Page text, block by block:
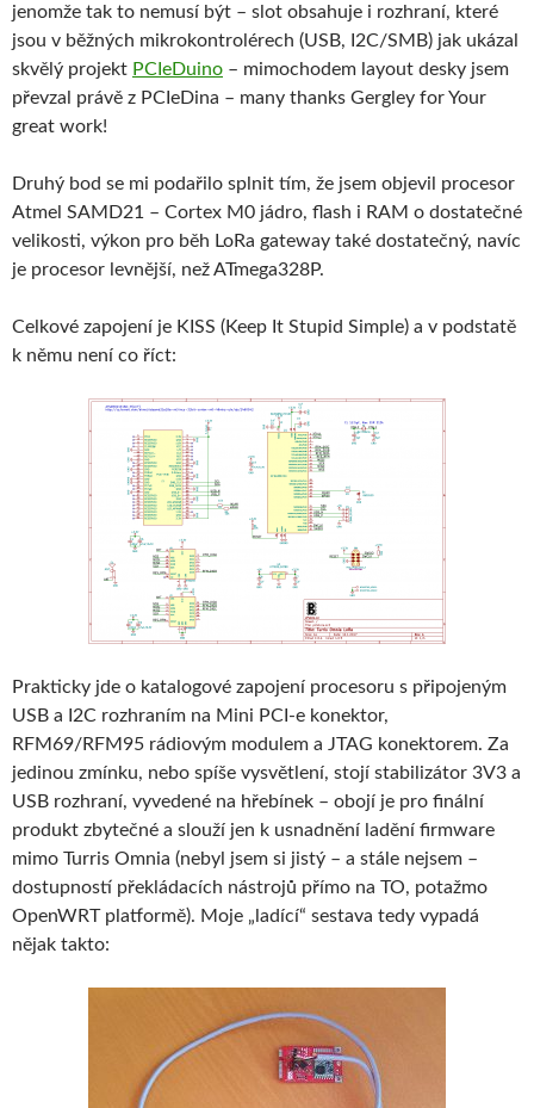
jenomže tak to nemusí být – slot obsahuje i rozhraní, které
jsou v běžných mikrokontrolérech (USB, I2C/SMB) jak ukázal
skvělý projekt PCIeDuino – mimochodem layout desky jsem
převzal právě z PCIeDina – many thanks Gergley for Your
great work!
Druhý bod se mi podařilo splnit tím, že jsem objevil procesor
Atmel SAMD21 – Cortex M0 jádro, flash i RAM o dostatečné
velikosti, výkon pro běh LoRa gateway také dostatečný, navíc
je procesor levnější, než ATmega328P.
Celkové zapojení je KISS (Keep It Stupid Simple) a v podstatě
k němu není co říct:
Prakticky jde o katalogové zapojení procesoru s připojeným
USB a I2C rozhraním na Mini PCI-e konektor,
RFM69/RFM95 rádiovým modulem a JTAG konektorem. Za
jedinou zmínku, nebo spíše vysvětlení, stojí stabilizátor 3V3 a
USB rozhraní, vyvedené na hřebínek – obojí je pro finální
produkt zbytečné a slouží jen k usnadnění ladění firmware
mimo Turris Omnia (nebyl jsem si jistý – a stále nejsem –
dostupností překládacích nástrojů přímo na TO, potažmo
OpenWRT platformě). Moje „ladící“ sestava tedy vypadá
nějak takto: